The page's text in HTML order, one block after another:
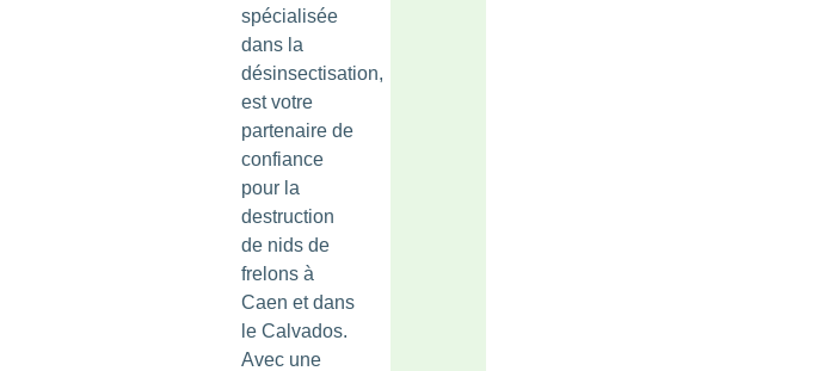
spécialisée
dans la
désinsectisation,
est votre
partenaire de
confiance
pour la
destruction
de nids de
frelons à
Caen et dans
le Calvados.
Avec une